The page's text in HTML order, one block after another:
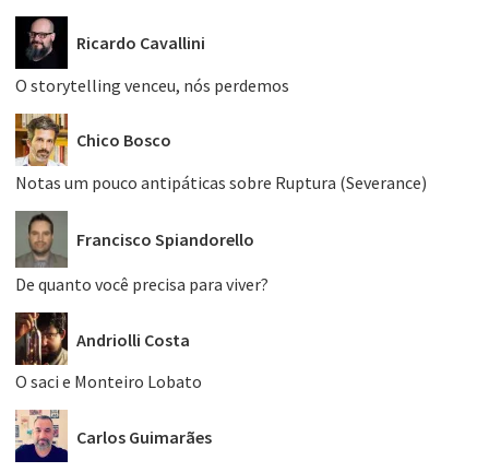
Ricardo Cavallini
O storytelling venceu, nós perdemos
Chico Bosco
Notas um pouco antipáticas sobre Ruptura (Severance)
Francisco Spiandorello
De quanto você precisa para viver?
Andriolli Costa
O saci e Monteiro Lobato
Carlos Guimarães